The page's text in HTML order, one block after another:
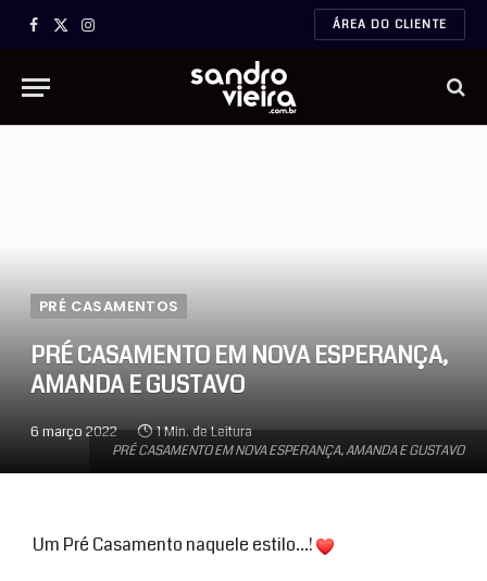
Facebook
X
Instagram ÁREA DO CLIENTE
PRÉ CASAMENTO EM NOVA ESPERANÇA, AMANDA E GUSTAVO
PRÉ CASAMENTOS
PRÉ CASAMENTO EM NOVA ESPERANÇA,
AMANDA E GUSTAVO
6 março 2022 1 Min. de Leitura
Um Pré Casamento naquele estilo…!